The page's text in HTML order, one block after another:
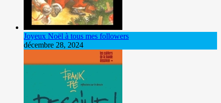
Joyeux Noël à tous mes followers
décembre 28, 2024